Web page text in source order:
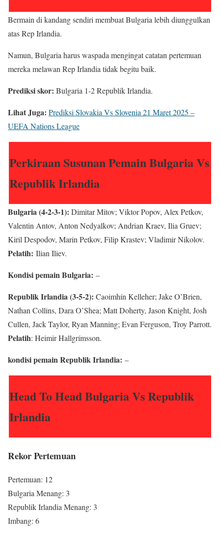
Bermain di kandang sendiri membuat Bulgaria lebih diunggulkan
atas Rep Irlandia.
Namun, Bulgaria harus waspada mengingat catatan pertemuan
mereka melawan Rep Irlandia tidak begitu baik.
Prediksi skor: Bulgaria 1-2 Republik Irlandia.
Lihat Juga: Prediksi Slovakia Vs Slovenia 21 Maret 2025 –
UEFA Nations League
Perkiraan Susunan Pemain Bulgaria Vs
Republik Irlandia
Bulgaria (4-2-3-1): Dimitar Mitov; Viktor Popov, Alex Petkov,
Valentin Antov, Anton Nedyalkov; Andrian Kraev, Ilia Gruev;
Kiril Despodov, Marin Petkov, Filip Krastev; Vladimir Nikolov.
Pelatih: Ilian Iliev.
Kondisi pemain Bulgaria: –
Republik Irlandia (3-5-2): Caoimhín Kelleher; Jake O’Brien,
Nathan Collins, Dara O’Shea; Matt Doherty, Jason Knight, Josh
Cullen, Jack Taylor, Ryan Manning; Evan Ferguson, Troy Parrott.
Pelatih: Heimir Hallgrímsson.
kondisi pemain Republik Irlandia: –
Head To Head Bulgaria Vs Republik
Irlandia
Rekor Pertemuan
Pertemuan: 12
Bulgaria Menang: 3
Republik Irlandia Menang: 3
Imbang: 6